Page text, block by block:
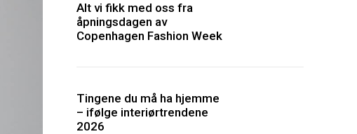
Alt vi fikk med oss fra
åpningsdagen av
Copenhagen Fashion Week
Tingene du må ha hjemme
– ifølge interiørtrendene
2026